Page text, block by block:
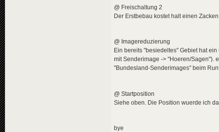
@ Freischaltung 2
Der Erstbebau kostet halt einen
@ Imagereduzierung
Ein bereits "besiedeltes" Gebiet hat
mit Senderimage -> "Hoeren/Sagen").
"Bundesland-Senderimages" beim
@ Startposition
Siehe oben. Die Position wuerde ich
bye